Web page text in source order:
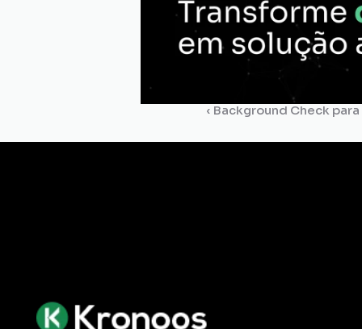
‹ Background Check